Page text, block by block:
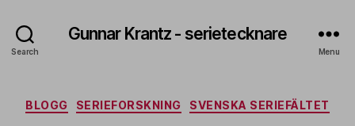
Search
Gunnar Krantz - serietecknare
Menu
Categories
BLOGG SERIEFORSKNING SVENSKA SERIEFÄLTET